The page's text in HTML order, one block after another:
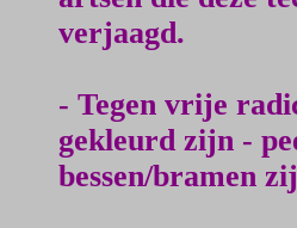
verjaagd.
- Tegen vrije
gekleurd zijn -
bessen/bramen